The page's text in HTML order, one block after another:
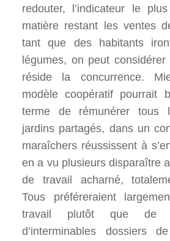
redouter, l’indicateur le
matière restant les ventes
tant que des habitants
légumes, on peut considérer
réside la concurrence.
modèle coopératif pourrait
terme de rémunérer tous
jardins partagés, dans un
maraîchers réussissent à
en a vu plusieurs disparaître
de travail acharné,
Tous préféreraient
travail plutôt que de
d’interminables dossiers